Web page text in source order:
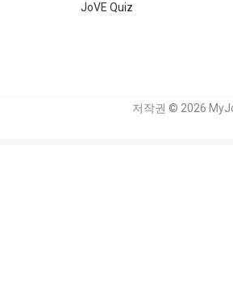
JoVE Quiz
저작권 © 2026